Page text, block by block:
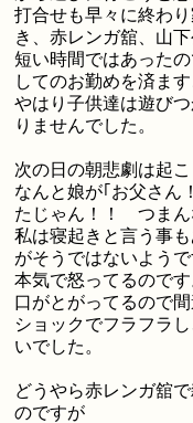
打合せも早々に終わ
き、赤レンガ舘、山
短い時間ではあった
してのお勤めを済ま
やはり子供達は遊び
りませんでした。
次の日の朝悲劇は起こ
なんと娘が｢お父さん
たじゃん！！ つまん
私は寝起きと言う事
がそうではないようで
本気で怒ってるのです
口がとがってるので間
ショックでフラフラ
いでした。
どうやら赤レンガ舘
のですが